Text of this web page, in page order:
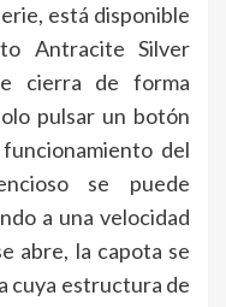
está disponible
Antracite Silver
cierra de forma
pulsar un botón
del
se puede
a una velocidad
abre, la capota se
cuya estructura de